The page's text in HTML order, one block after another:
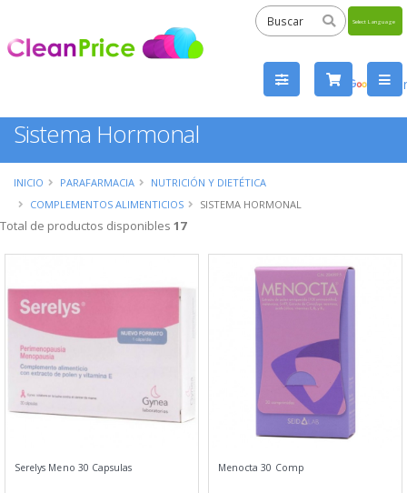
by
Sistema Hormonal
INICIO PARAFARMACIA
NUTRICIÓN Y DIETÉTICA
COMPLEMENTOS ALIMENTICIOS
SISTEMA HORMONAL
Total de productos disponibles 17
Serelys Meno 30 Capsulas Menocta 30 Comp